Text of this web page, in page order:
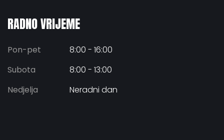
RADNO VRIJEME
Pon-pet
8:00 - 16:00
Subota
8:00 - 13:00
Nedjelja
Neradni dan